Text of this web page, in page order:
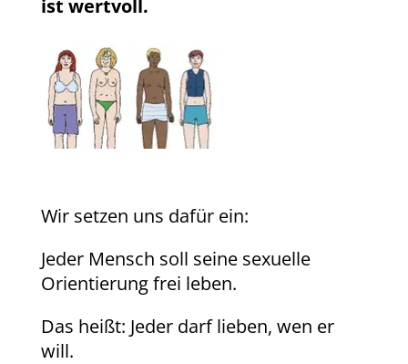
ist wertvoll.
Wir setzen uns dafür ein:
Jeder Mensch soll seine sexuelle
Orientierung frei leben.
Das heißt: Jeder darf lieben, wen er
will.